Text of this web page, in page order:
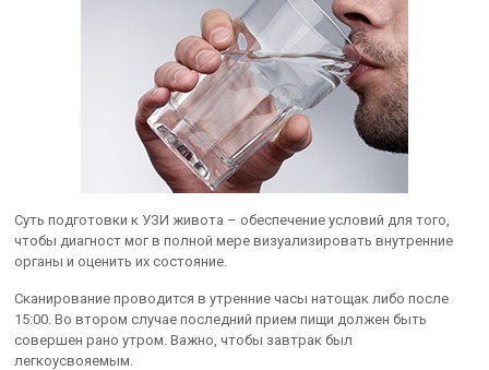
Суть подготовки к УЗИ живота – обеспечение условий для того,
чтобы диагност мог в полной мере визуализировать внутренние
органы и оценить их состояние.
Сканирование проводится в утренние часы натощак либо после
15:00. Во втором случае последний прием пищи должен быть
совершен рано утром. Важно, чтобы завтрак был
легкоусвояемым.